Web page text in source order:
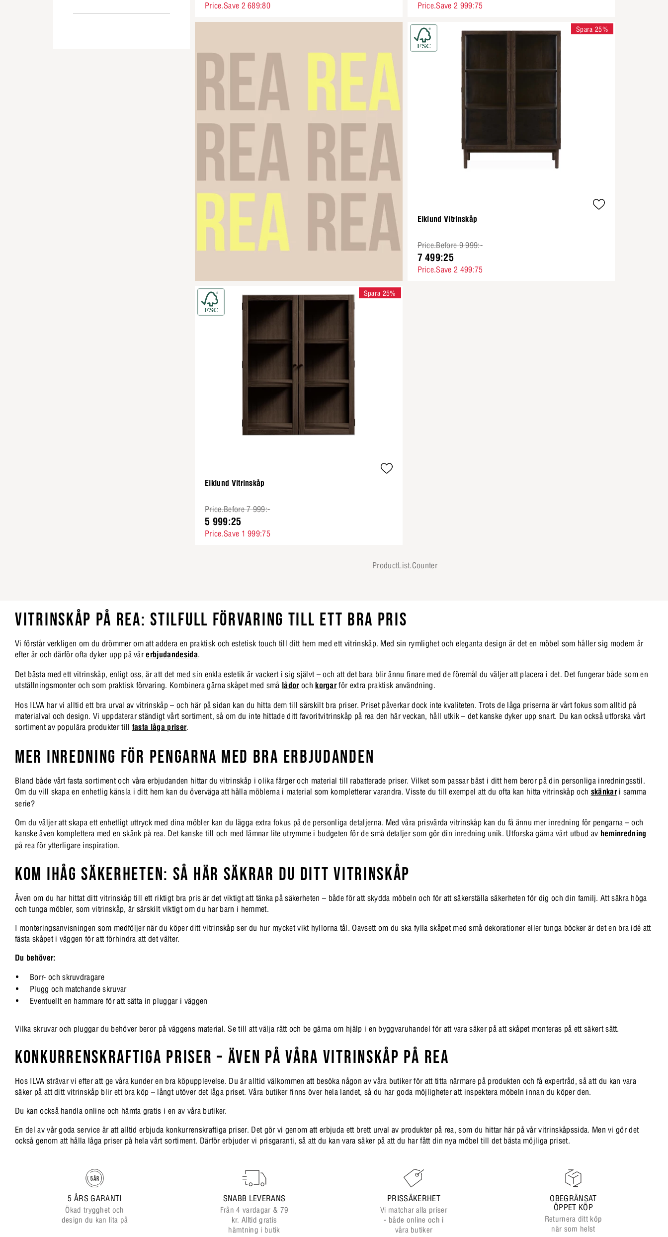
Price.Save 2 689:80 Price.Save 2 999:75
Eiklund Vitrinskåp
Price.Before 9 999:-
7 499:25
Price.Save 2 499:75
Spara 25%
Eiklund Vitrinskåp
Price.Before 7 999:-
5 999:25
Price.Save 1 999:75
Spara 25%
ProductList.Counter
VITRINSKÅP PÅ REA: STILFULL FÖRVARING TILL ETT BRA PRIS
Vi förstår verkligen om du drömmer om att addera en praktisk och estetisk touch till ditt hem med ett vitrinskåp. Med sin rymlighet och eleganta design är det en möbel som håller sig modern år
efter år och därför ofta dyker upp på vårerbjudandesida.
Det bästa med ett vitrinskåp, enligt oss, är att det med sin enkla estetik är vackert i sig självt – och att det bara blir ännu finare med de föremål du väljer att placera i det. Det fungerar både som en
utställningsmonter och som praktisk förvaring. Kombinera gärna skåpet med små lådorochkorgarför extra praktisk användning.
Hos ILVA har vi alltid ett bra urval av vitrinskåp – och här på sidan kan du hitta dem till särskilt bra priser. Priset påverkar dock inte kvaliteten. Trots de låga priserna är vårt fokus som alltid på
materialval och design. Vi uppdaterar ständigt vårt sortiment, så om du inte hittade ditt favoritvitrinskåp på rea den här veckan, håll utkik – det kanske dyker upp snart. Du kan också utforska vårt
sortiment av populära produkter till fasta låga priser.
MER INREDNING FÖR PENGARNA MED BRA ERBJUDANDEN
Bland både vårt fasta sortiment och våra erbjudanden hittar du vitrinskåp i olika färger och material till rabatterade priser. Vilket som passar bäst i ditt hem beror på din personliga inredningsstil.
Om du vill skapa en enhetlig känsla i ditt hem kan du överväga att hålla möblerna i material som kompletterar varandra. Visste du till exempel att du ofta kan hitta vitrinskåp och skänkari samma
serie?
Om du väljer att skapa ett enhetligt uttryck med dina möbler kan du lägga extra fokus på de personliga detaljerna. Med våra prisvärda vitrinskåp kan du få ännu mer inredning för pengarna – och
kanske även komplettera med en skänk på rea. Det kanske till och med lämnar lite utrymme i budgeten för de små detaljer som gör din inredning unik. Utforska gärna vårt utbud av heminredning
på rea för ytterligare inspiration.
KOM IHÅG SÄKERHETEN: SÅ HÄR SÄKRAR DU DITT VITRINSKÅP
Även om du har hittat ditt vitrinskåp till ett riktigt bra pris är det viktigt att tänka på säkerheten – både för att skydda möbeln och för att säkerställa säkerheten för dig och din familj. Att säkra höga
och tunga möbler, som vitrinskåp, är särskilt viktigt om du har barn i hemmet.
I monteringsanvisningen som medföljer när du köper ditt vitrinskåp ser du hur mycket vikt hyllorna tål. Oavsett om du ska fylla skåpet med små dekorationer eller tunga böcker är det en bra idé att
fästa skåpet i väggen för att förhindra att det välter.
Du behöver:
Borr- och skruvdragare
Plugg och matchande skruvar
Eventuellt en hammare för att sätta in pluggar i väggen
Vilka skruvar och pluggar du behöver beror på väggens material. Se till att välja rätt och be gärna om hjälp i en byggvaruhandel för att vara säker på att skåpet monteras på ett säkert sätt.
KONKURRENSKRAFTIGA PRISER – ÄVEN PÅ VÅRA VITRINSKÅP PÅ REA
Hos ILVA strävar vi efter att ge våra kunder en bra köpupplevelse. Du är alltid välkommen att besöka någon av våra butiker för att titta närmare på produkten och få expertråd, så att du kan vara
säker på att ditt vitrinskåp blir ett bra köp – långt utöver det låga priset. Våra butiker finns över hela landet, så du har goda möjligheter att inspektera möbeln innan du köper den.
Du kan också handla online och hämta gratis i en av våra butiker.
En del av vår goda service är att alltid erbjuda konkurrenskraftiga priser. Det gör vi genom att erbjuda ett brett urval av produkter på rea, som du hittar här på vår vitrinskåpssida. Men vi gör det
också genom att hålla låga priser på hela vårt sortiment. Därför erbjuder vi prisgaranti, så att du kan vara säker på att du har fått din nya möbel till det bästa möjliga priset.
5 ÅRS GARANTI
Ökad trygghet och
design du kan lita på
SNABB LEVERANS
Från 4 vardagar & 79
kr. Alltid gratis
hämtning i butik
PRISSÄKERHET
Vi matchar alla priser
- både online och i
våra butiker
OBEGRÄNSAT
ÖPPET KÖP
Returnera ditt köp
när som helst